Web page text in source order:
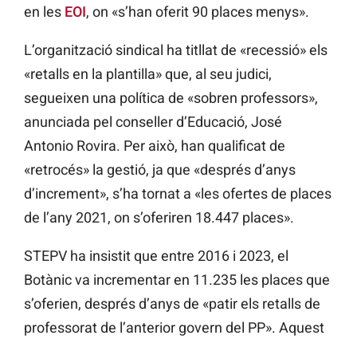
en les EOI, on «s’han oferit 90 places menys».
L’organització sindical ha titllat de «recessió» els
«retalls en la plantilla» que, al seu judici,
segueixen una política de «sobren professors»,
anunciada pel conseller d’Educació, José
Antonio Rovira. Per això, han qualificat de
«retrocés» la gestió, ja que «després d’anys
d’increment», s’ha tornat a «les ofertes de places
de l’any 2021, on s’oferiren 18.447 places».
STEPV ha insistit que entre 2016 i 2023, el
Botànic va incrementar en 11.235 les places que
s’oferien, després d’anys de «patir els retalls de
professorat de l’anterior govern del PP». Aquest